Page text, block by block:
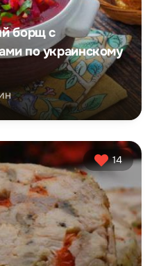
борщ с
по украинскому
14